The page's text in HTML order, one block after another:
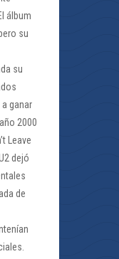
álbum
su
su
ganar
2000
Leave
dejó
de